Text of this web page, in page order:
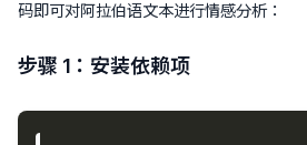
码即可对阿拉伯语文本进行情感分析：
步骤 1：安装依赖项